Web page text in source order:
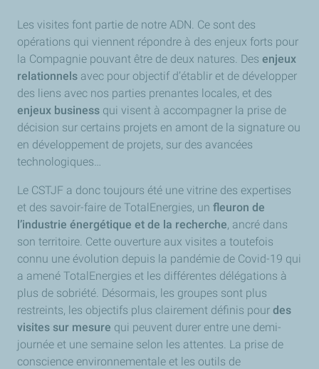
Les visites font partie de notre ADN. Ce sont des
opérations qui viennent répondre à des enjeux forts pour
la Compagnie pouvant être de deux natures. Des enjeux
relationnels avec pour objectif d’établir et de développer
des liens avec nos parties prenantes locales, et des
enjeux business qui visent à accompagner la prise de
décision sur certains projets en amont de la signature ou
en développement de projets, sur des avancées
technologiques…
Le CSTJF a donc toujours été une vitrine des expertises
et des savoir-faire de TotalEnergies, un fleuron de
l’industrie énergétique et de la recherche, ancré dans
son territoire. Cette ouverture aux visites a toutefois
connu une évolution depuis la pandémie de Covid-19 qui
a amené TotalEnergies et les différentes délégations à
plus de sobriété. Désormais, les groupes sont plus
restreints, les objectifs plus clairement définis pour des
visites sur mesure qui peuvent durer entre une demi-
journée et une semaine selon les attentes. La prise de
conscience environnementale et les outils de